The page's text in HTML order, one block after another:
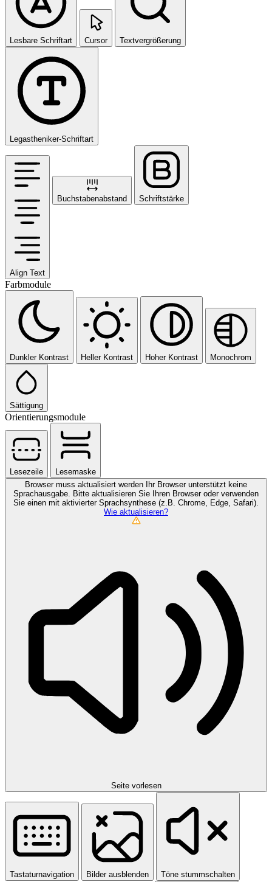
Lesbare Schriftart Cursor Textvergrößerung
Legastheniker-Schriftart
Align Text
Buchstabenabstand Schriftstärke
Farbmodule
Dunkler Kontrast Heller Kontrast Hoher Kontrast Monochrom
Sättigung
Orientierungsmodule
Lesezeile
Lesemaske
Browser muss aktualisiert werden Ihr Browser unterstützt keine
Sprachausgabe. Bitte aktualisieren Sie Ihren Browser oder verwenden
Sie einen mit aktivierter Sprachsynthese (z.B. Chrome, Edge, Safari).
Wie aktualisieren?
Seite vorlesen
Tastaturnavigation Bilder ausblenden Töne stummschalten